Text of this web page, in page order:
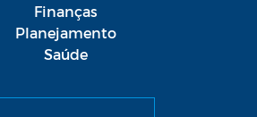
Finanças
Planejamento
Saúde